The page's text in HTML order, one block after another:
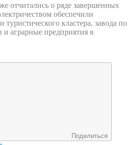
отчитались о ряде завершенных
обеспечили
туристического кластера, завода по
и аграрные предприятия в
Поделиться